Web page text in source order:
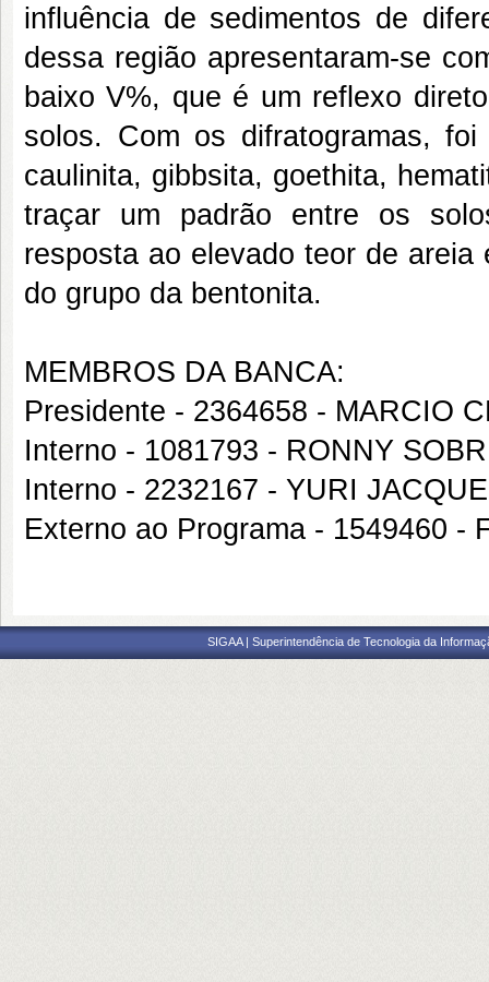
influência de sedimentos de
dessa região apresentaram-se
baixo V%, que é um reflexo
solos. Com os difratogramas,
caulinita, gibbsita, goethita,
traçar um padrão entre os
resposta ao elevado teor de
do grupo da bentonita.
MEMBROS DA BANCA:
Presidente - 2364658 - MARCIO
Interno - 1081793 - RONNY
Interno - 2232167 - YURI
Externo ao Programa - 1549460 -
SIGAA | Superintendência de Tecnologia da